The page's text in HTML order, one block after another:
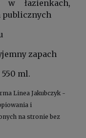
łazienkach,
publicznych
zapach
ml.
Linea Jakubczyk -
i
na stronie bez